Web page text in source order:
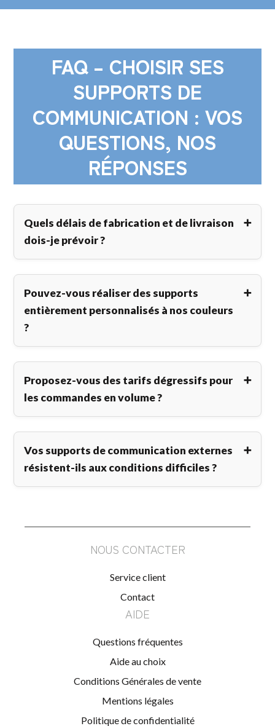
FAQ – CHOISIR SES
SUPPORTS DE
COMMUNICATION : VOS
QUESTIONS, NOS
RÉPONSES
Quels délais de fabrication et de livraison
dois-je prévoir ?
Pouvez-vous réaliser des supports
entièrement personnalisés à nos couleurs
?
Proposez-vous des tarifs dégressifs pour
les commandes en volume ?
Vos supports de communication externes
résistent-ils aux conditions difficiles ?
NOUS CONTACTER
Service client
Contact
AIDE
Questions fréquentes
Aide au choix
Conditions Générales de vente
Mentions légales
Politique de confidentialité